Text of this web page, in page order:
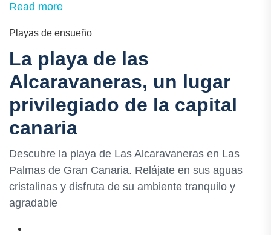
Read more
Playas de ensueño
La playa de las
Alcaravaneras, un lugar
privilegiado de la capital
canaria
Descubre la playa de Las Alcaravaneras en Las
Palmas de Gran Canaria. Relájate en sus aguas
cristalinas y disfruta de su ambiente tranquilo y
agradable